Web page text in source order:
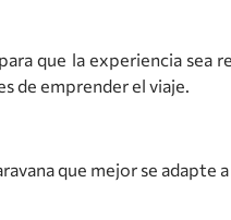
que la experiencia sea
de emprender el viaje.
que mejor se adapte